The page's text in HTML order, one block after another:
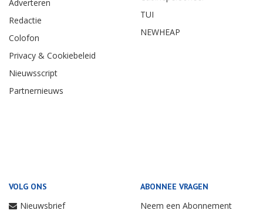
Adverteren
Redactie
Colofon
Privacy & Cookiebeleid
Nieuwsscript
Partnernieuws
TUI
NEWHEAP
VOLG ONS
Nieuwsbrief
ABONNEE VRAGEN
Neem een Abonnement